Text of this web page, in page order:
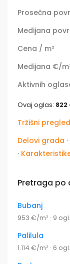
Prosečna
Medijana
Cena / m²
Medijana €/
Aktivnih
Ovaj oglas:
Tržišni
Delovi grada ·
·
Pretraga po
Bubanj
953 €/m² · 9 ogl.
Palilula
1.114 €/m² · 6 ogl.